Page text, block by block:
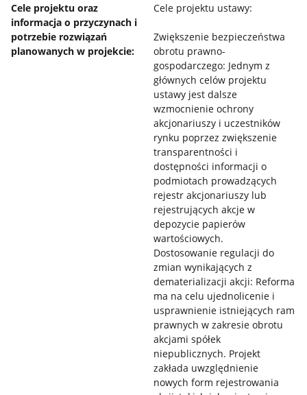
Cele projektu oraz
informacja o przyczynach i
potrzebie rozwiązań
planowanych w projekcie:
Cele projektu ustawy:
Zwiększenie bezpieczeństwa
obrotu prawno-
gospodarczego: Jednym z
głównych celów projektu
ustawy jest dalsze
wzmocnienie ochrony
akcjonariuszy i uczestników
rynku poprzez zwiększenie
transparentności i
dostępności informacji o
podmiotach prowadzących
rejestr akcjonariuszy lub
rejestrujących akcje w
depozycie papierów
wartościowych.
Dostosowanie regulacji do
zmian wynikających z
dematerializacji akcji: Reforma
ma na celu ujednolicenie i
usprawnienie istniejących ram
prawnych w zakresie obrotu
akcjami spółek
niepublicznych. Projekt
zakłada uwzględnienie
nowych form rejestrowania